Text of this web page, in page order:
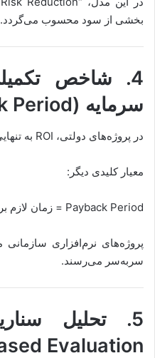
بخشی از سود محسوب می‌گردد.
4. شاخص
سرمایه (Payback Period)
در پروژه‌های دولتی، ROI به تنهایی کافی نیست.
معیار کلیدی دیگر:
Payback Period = زمان لازم برای جبران هزینه سرمایه‌گذاری
سربه‌سر می‌رسند.
Evaluation)